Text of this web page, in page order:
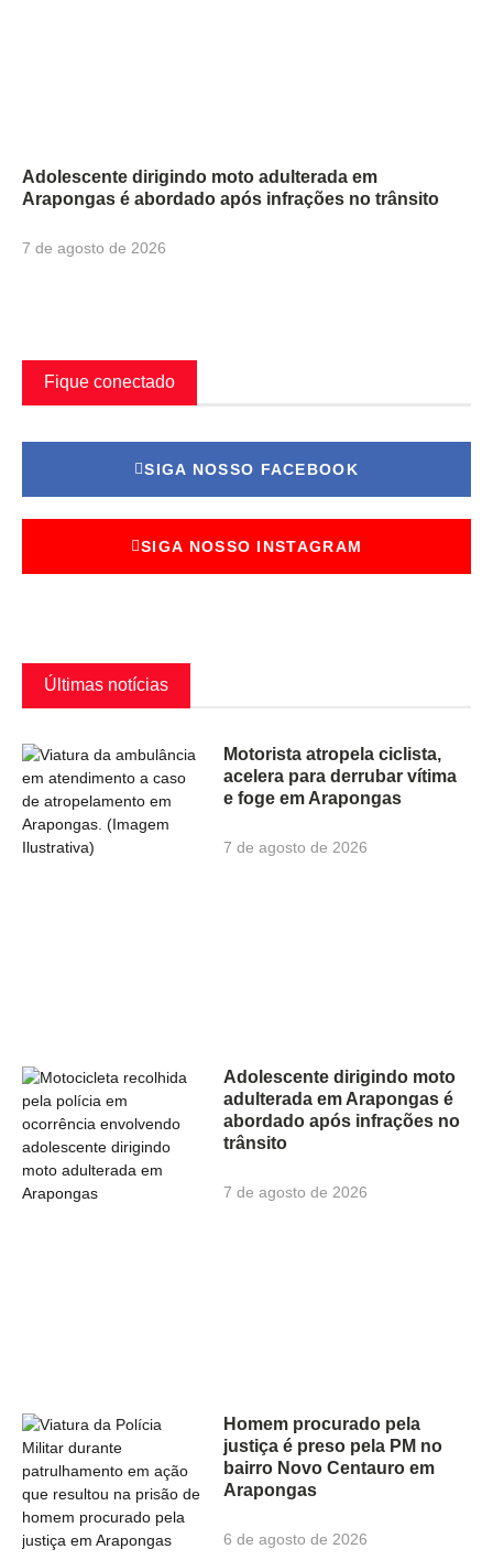
Adolescente dirigindo moto adulterada em
Arapongas é abordado após infrações no trânsito
7 de agosto de 2026
Fique conectado
SIGA NOSSO FACEBOOK
SIGA NOSSO INSTAGRAM
Últimas notícias
Motorista atropela ciclista,
acelera para derrubar vítima
e foge em Arapongas
7 de agosto de 2026
Adolescente dirigindo moto
adulterada em Arapongas é
abordado após infrações no
trânsito
7 de agosto de 2026
Homem procurado pela
justiça é preso pela PM no
bairro Novo Centauro em
Arapongas
6 de agosto de 2026